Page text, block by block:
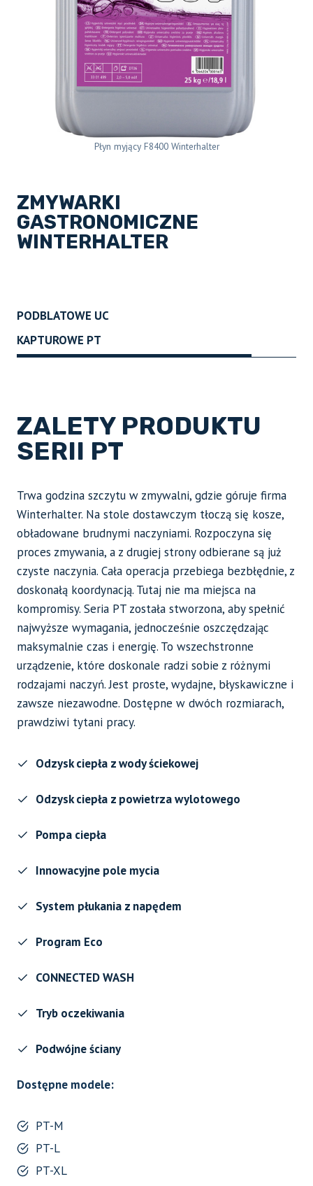
Płyn myjący F8400 Winterhalter
ZMYWARKI
GASTRONOMICZNE
WINTERHALTER
PODBLATOWE UC
KAPTUROWE PT
ZALETY PRODUKTU
SERII PT
Trwa godzina szczytu w zmywalni, gdzie góruje firma
Winterhalter. Na stole dostawczym tłoczą się kosze,
obładowane brudnymi naczyniami. Rozpoczyna się
proces zmywania, a z drugiej strony odbierane są już
czyste naczynia. Cała operacja przebiega bezbłędnie, z
doskonałą koordynacją. Tutaj nie ma miejsca na
kompromisy. Seria PT została stworzona, aby spełnić
najwyższe wymagania, jednocześnie oszczędzając
maksymalnie czas i energię. To wszechstronne
urządzenie, które doskonale radzi sobie z różnymi
rodzajami naczyń. Jest proste, wydajne, błyskawiczne i
zawsze niezawodne. Dostępne w dwóch rozmiarach,
prawdziwi tytani pracy.
Odzysk ciepła z wody ściekowej
Odzysk ciepła z powietrza wylotowego
Pompa ciepła
Innowacyjne pole mycia
System płukania z napędem
Program Eco
CONNECTED WASH
Tryb oczekiwania
Podwójne ściany
Dostępne modele:
PT-M
PT-L
PT-XL